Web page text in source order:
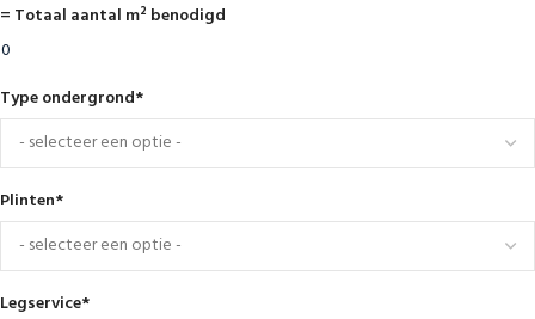
= Totaal aantal m² benodigd
Type ondergrond*
Plinten*
Legservice*